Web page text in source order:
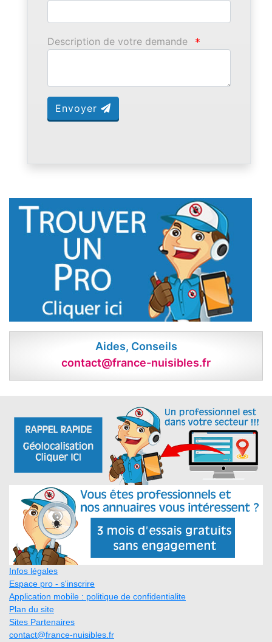
Description de votre demande *
Envoyer
Aides, Conseils
contact@france-nuisibles.fr
Infos légales
Espace pro - s'inscrire
Application mobile : politique de confidentialite
Plan du site
Sites Partenaires
contact@france-nuisibles.fr